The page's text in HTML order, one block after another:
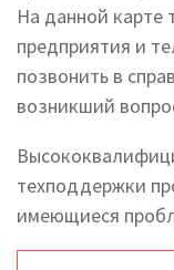
На данной карте
предприятия и
позвонить в
возникший
техподдержки
имеющиеся